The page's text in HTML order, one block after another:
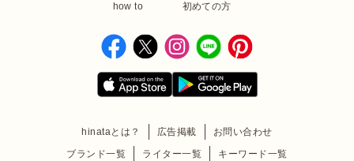
how to
初めての方
hinataとは？ 広告掲載
お問い合わせ
ブランド一覧
ライター一覧
キーワード一覧